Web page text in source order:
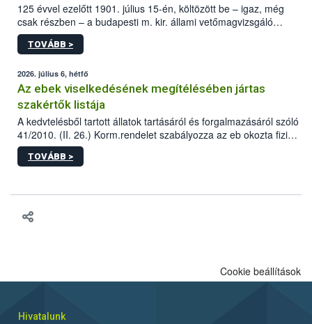
125 évvel ezelőtt 1901. július 15-én, költözött be – igaz, még
csak részben – a budapesti m. kir. állami vetőmagvizsgáló
állomás a Kis Rókus utca 15. szám alatti, Czigler Győző által
tervezett új épületébe.
TOVÁBB >
2026. július 6, hétfő
Az ebek viselkedésének megítélésében jártas
szakértők listája
A kedvtelésből tartott állatok tartásáról és forgalmazásáról szóló
41/2010. (II. 26.) Korm.rendelet szabályozza az eb okozta fizikai
sérülés, illetve ennek veszélye keletkezésekor felmerülő
hatósági feladatokat, valamint a veszélyes eb tartását és annak
TOVÁBB >
Cookie beállítások
Hivatalunk